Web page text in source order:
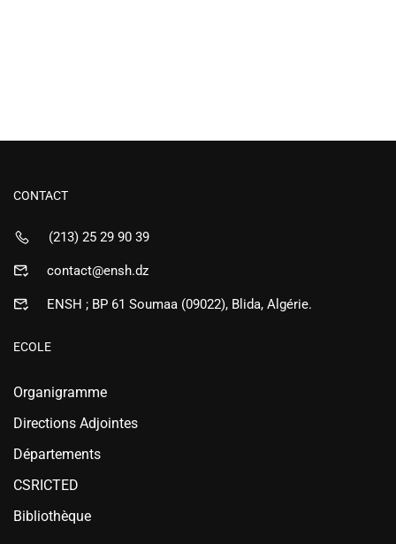
CONTACT
(213) 25 29 90 39
contact@ensh.dz
ENSH ; BP 61 Soumaa (09022), Blida, Algérie.
ECOLE
Organigramme
Directions Adjointes
Départements
CSRICTED
Bibliothèque